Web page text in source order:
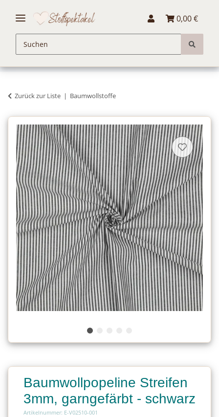
0,00 €
Zurück zur Liste Baumwollstoffe
Baumwollpopeline Streifen
3mm, garngefärbt - schwarz
Artikelnummer: E-V02510-001